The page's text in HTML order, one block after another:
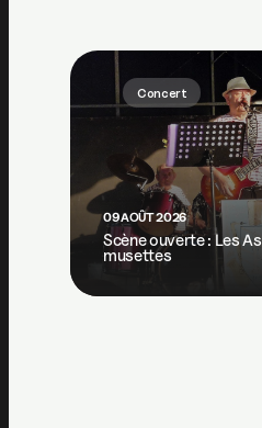
Concert
09 AOÛT 2026
Scène ouverte : Les As
musettes